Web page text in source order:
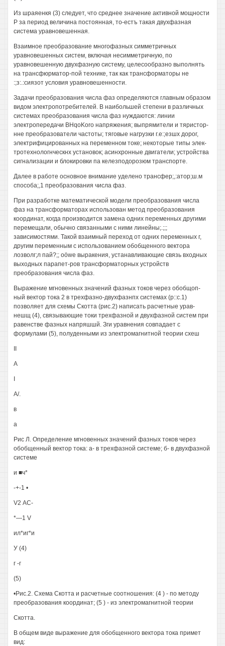
Из шраяенкя (3) следует, что среднее значение активной мощности
Р за период величина постоянная, то-естъ такая двухфазная
система уравновешенная.
Взаимное преобразование многофазных симметричных
уравновешенных систем, включая несимметричную, по
уравновешенную двухфазную систему, целесообразно выполнять
на трансфюрматор-пой технике, так как трансформаторы не
:;з:.:сиязот условия уравновешенности.
Задачи преобразования числа фаз определяются главным образом
видом электропотребителей. В наибольшей степени в различных
системах преобразования числа фаз нуждаются: линии
электропередачи BHqoKoro напряжения; выпрямители и тяристор-
нне преобразователи частоты; тяговые нагрузки г.е:;езшх дорог,
электрифицированных на переменном токе; некоторые типы элек-
тротехнологнческнх установок; асинхронные двигатели; устройства
сигнализации и блокировки па келезподорозюм транспорте.
Далее в работе основное внимание уделено трансфер;,:атор;ш.м
способа;,1 преобразования числа фаз.
При разработке математической модели преобразования числа
фаз на трансформаторах использован метод преобразования
координат, когда производится замена одних переменных другими
перемещали, обычно связанными с ними линейны;.;;;
зависимостями. Такой взаимный переход от одних переменных г,
другим переменным с использованием обобщенного вектора
лозволг;л пай?;; oöwe выракения, устанавливающие связь входных
выходных парапет-ров трансформаторных устройств
преобразования числа фаз.
Выражение мгновенных значений фазных токов через обобщоп-
ный вектор тока 2 в трехфазно-двухфазнпх системах (р::с.1)
позволяет для схемы Скотта (рис.2) написать расчетные урав-
нешщ (4), связывающие токи трехфазной и двухфазной систем при
равенстве фазных напряшшй. Зги уравнения совпадает с
формулами (5), полуденными из электромагнитной теории схеш
А
А/.
в
а
Рис Л. Определение мгновенных значений фазных токов через
обобщенный вектор тока: а- в трехфазной системе; б- в двухфазной
системе
и ■ч*
-+-1 •
V2 АС-
*—1 V
ил*иг*и
У (4)
г -г
(5)
•Рис.2. Схема Скотта и расчетные соотношения: (4 ) - по методу
преобразования координат; (5 ) - из электромагнитной теории
Скотта.
В общем виде выражение для обобщенного вектора тока примет
вид: